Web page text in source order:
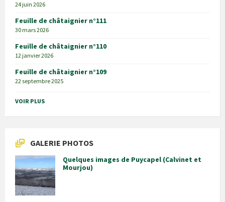
24 juin 2026
Feuille de châtaignier n°111
30 mars 2026
Feuille de châtaignier n°110
12 janvier 2026
Feuille de châtaignier n°109
22 septembre 2025
VOIR PLUS
GALERIE PHOTOS
Quelques images de Puycapel (Calvinet et
Mourjou)